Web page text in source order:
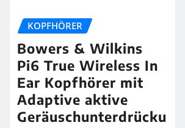
KOPFHÖRER
Bowers & Wilkins
Pi6 True Wireless In
Ear Kopfhörer mit
Adaptive aktive
Geräuschunterdrücku